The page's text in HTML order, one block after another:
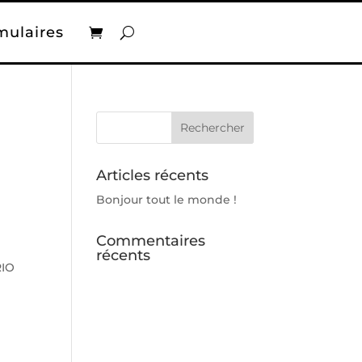
Articles récents
Bonjour tout le monde !
Commentaires
récents